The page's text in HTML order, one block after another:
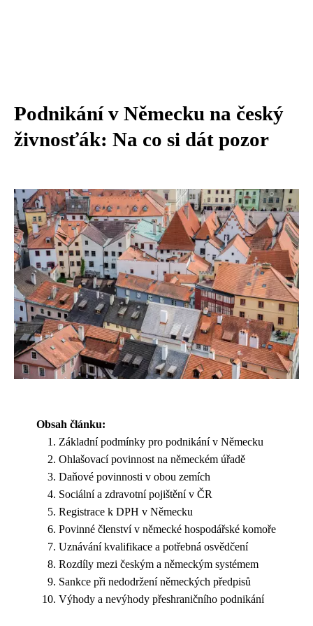
Podnikání v Německu na český
živnosťák: Na co si dát pozor
Obsah článku:
Základní podmínky pro podnikání v Německu
Ohlašovací povinnost na německém úřadě
Daňové povinnosti v obou zemích
Sociální a zdravotní pojištění v ČR
Registrace k DPH v Německu
Povinné členství v německé hospodářské komoře
Uznávání kvalifikace a potřebná osvědčení
Rozdíly mezi českým a německým systémem
Sankce při nedodržení německých předpisů
Výhody a nevýhody přeshraničního podnikání